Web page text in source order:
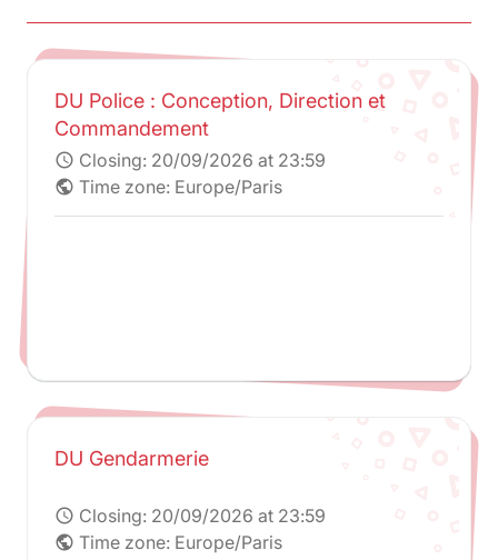
DU Police : Conception, Direction et
Commandement
schedule Closing: 20/09/2026 at 23:59
public Time zone: Europe/Paris
DU Gendarmerie
schedule Closing: 20/09/2026 at 23:59
public Time zone: Europe/Paris